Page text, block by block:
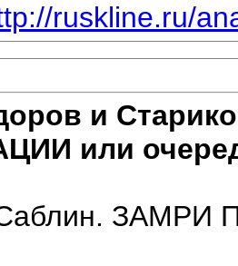
ruskline.ru/
и
или